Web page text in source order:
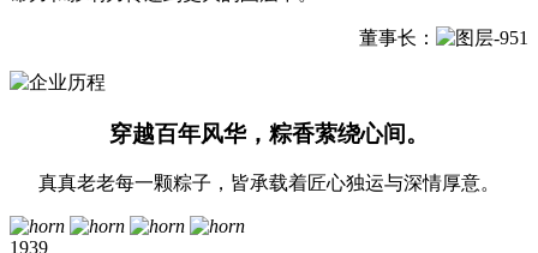
董事长：
穿越百年风华，粽香萦绕心间。
真真老老每一颗粽子，皆承载着匠心独运与深情厚意。
1939